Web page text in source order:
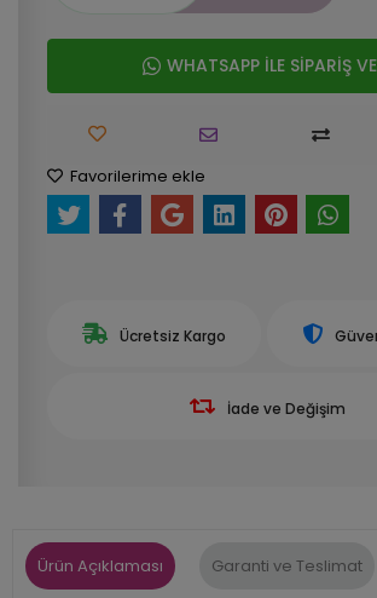
WHATSAPP İLE SİPARİŞ
Favorilerime ekle
Ücretsiz Kargo
İade ve Değişim
Ürün Açıklaması Garanti ve Teslimat